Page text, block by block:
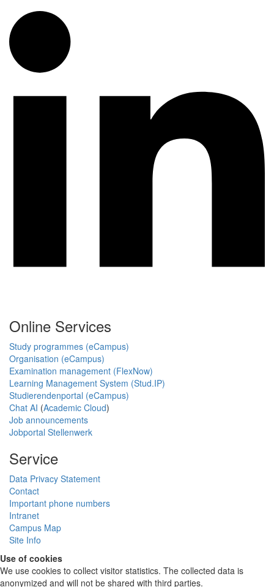
Online Services
Study programmes (eCampus)
Organisation (eCampus)
Examination management (FlexNow)
Learning Management System (Stud.IP)
Studierendenportal (eCampus)
Chat AI (Academic Cloud)
Job announcements
Jobportal Stellenwerk
Service
Data Privacy Statement
Contact
Important phone numbers
Intranet
Campus Map
Site Info
Use of cookies
We use cookies to collect visitor statistics. The collected data is
anonymized and will not be shared with third parties.